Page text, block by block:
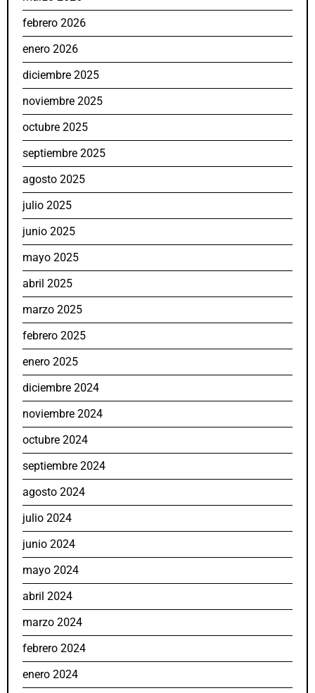
febrero 2026
enero 2026
diciembre 2025
noviembre 2025
octubre 2025
septiembre 2025
agosto 2025
julio 2025
junio 2025
mayo 2025
abril 2025
marzo 2025
febrero 2025
enero 2025
diciembre 2024
noviembre 2024
octubre 2024
septiembre 2024
agosto 2024
julio 2024
junio 2024
mayo 2024
abril 2024
marzo 2024
febrero 2024
enero 2024